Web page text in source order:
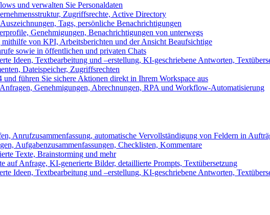
und verwalten Sie Personaldaten
Zugriffsrechte, Active Directory
Tags, persönliche Benachrichtigungen
Genehmigungen, Benachrichtigungen von unterwegs
von KPI, Arbeitsberichten und der Ansicht Beaufsichtige
sowie in öffentlichen und privaten Chats
Ideen, Textbearbeitung und –erstellung, KI-geschriebene Antworten,
Dateispeicher, Zugriffsrechten
führen Sie sichere Aktionen direkt in Ihrem Workspace aus
Genehmigungen, Abrechnungen, RPA und Workflow-Automatisierung
Anrufzusammenfassung, automatische Vervollständigung von Feldern in
Aufgabenzusammenfassungen, Checklisten, Kommentare
Texte, Brainstorming und mehr
auf Anfrage, KI-generierte Bilder, detaillierte Prompts, Textübersetzung
Ideen, Textbearbeitung und –erstellung, KI-geschriebene Antworten,